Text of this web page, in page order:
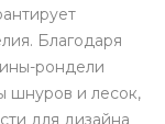
Благодаря
рондели
шнуров и лесок,
для дизайна